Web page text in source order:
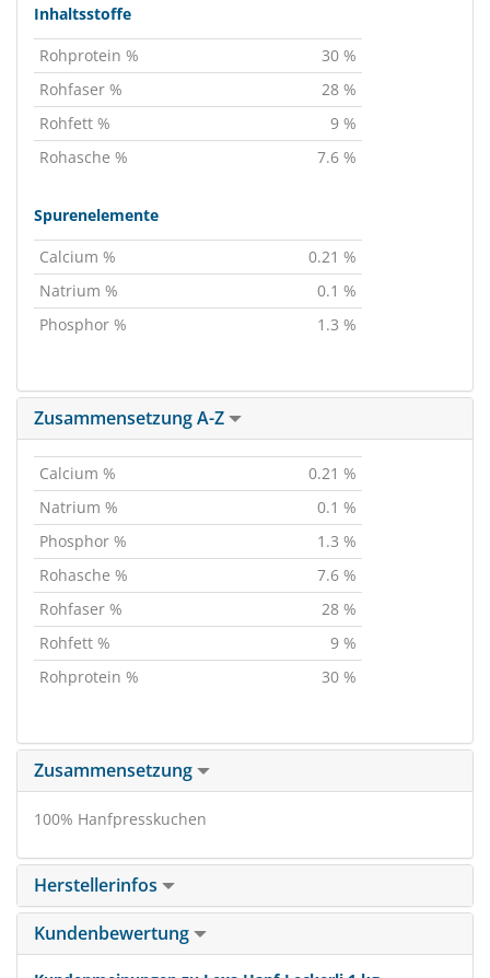
Inhaltsstoffe
Rohprotein %
30 %
Rohfaser %
28 %
Rohfett %
9 %
Rohasche %
7.6 %
Spurenelemente
Calcium %
0.21 %
Natrium %
0.1 %
Phosphor %
1.3 %
Zusammensetzung A-Z
Calcium %
0.21 %
Natrium %
0.1 %
Phosphor %
1.3 %
Rohasche %
7.6 %
Rohfaser %
28 %
Rohfett %
9 %
Rohprotein %
30 %
Zusammensetzung
100% Hanfpresskuchen
Herstellerinfos
Kundenbewertung